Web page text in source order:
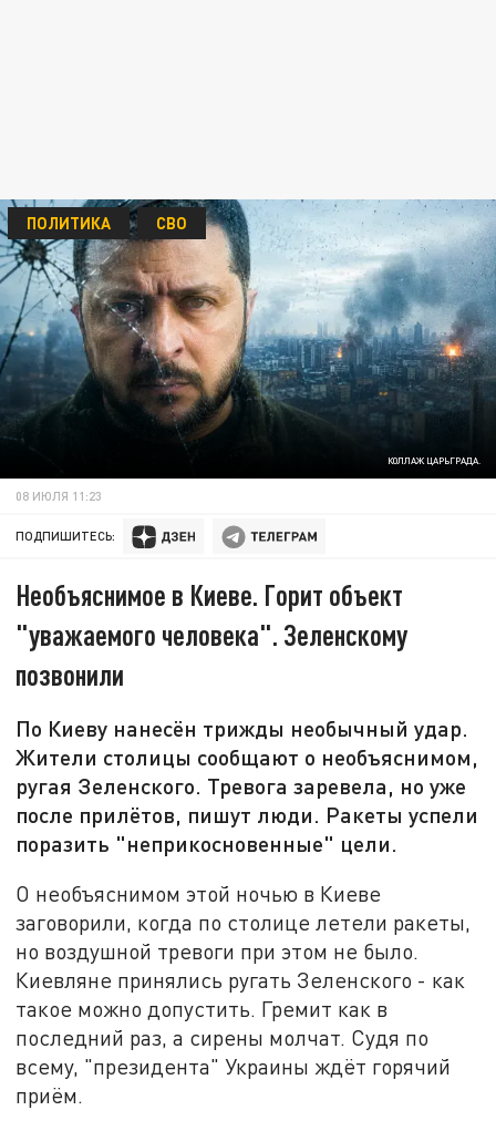
КОЛЛАЖ ЦАРЬГРАДА.
ПОЛИТИКА СВО
08 ИЮЛЯ 11:23
ПОДПИШИТЕСЬ:
Необъяснимое в Киеве. Горит объект
"уважаемого человека". Зеленскому
позвонили
По Киеву нанесён трижды необычный удар.
Жители столицы сообщают о необъяснимом,
ругая Зеленского. Тревога заревела, но уже
после прилётов, пишут люди. Ракеты успели
поразить "неприкосновенные" цели.
О необъяснимом этой ночью в Киеве
заговорили, когда по столице летели ракеты,
но воздушной тревоги при этом не было.
Киевляне принялись ругать Зеленского - как
такое можно допустить. Гремит как в
последний раз, а сирены молчат. Судя по
всему, "президента" Украины ждёт горячий
приём.